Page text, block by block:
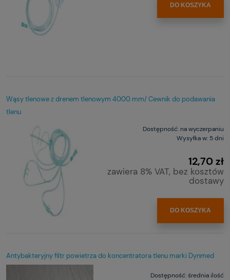
DO KOSZYKA
Wąsy tlenowe z drenem tlenowym 4000 mm/ Cewnik do podawania
tlenu
Dostępność: na wyczerpaniu
Wysyłka w: 5 dni
12,70 zł
zawiera 8% VAT, bez kosztów
dostawy
DO KOSZYKA
Antybakteryjny filtr powietrza do koncentratora tlenu marki Dynmed
Dostępność:średnia ilość